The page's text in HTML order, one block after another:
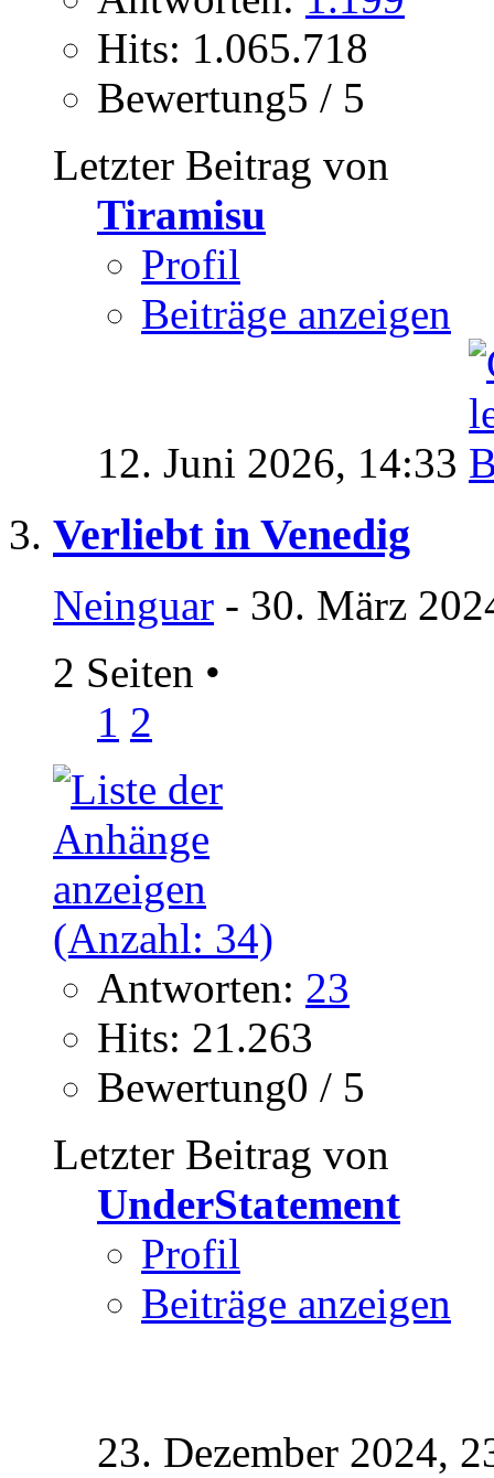
Hits: 1.065.718
Bewertung5 / 5
Letzter Beitrag von
Tiramisu
Profil
Beiträge anzeigen
12. Juni 2026, 14:33
Verliebt in Venedig
Neinguar - 30. März
2 Seiten •
1 2
Antworten: 23
Hits: 21.263
Bewertung0 / 5
Letzter Beitrag von
UnderStatement
Profil
Beiträge anzeigen
23. Dezember 2024,